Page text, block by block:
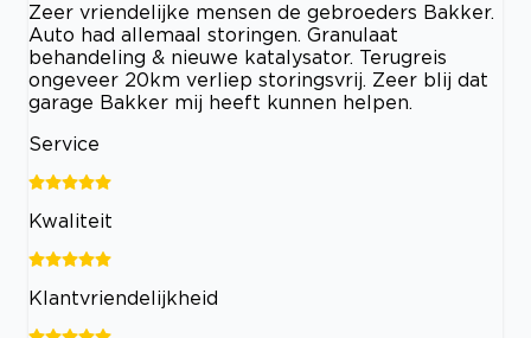
Zeer vriendelijke mensen de gebroeders Bakker.
Auto had allemaal storingen. Granulaat
behandeling & nieuwe katalysator. Terugreis
ongeveer 20km verliep storingsvrij. Zeer blij dat
garage Bakker mij heeft kunnen helpen.
Service
Kwaliteit
Klantvriendelijkheid